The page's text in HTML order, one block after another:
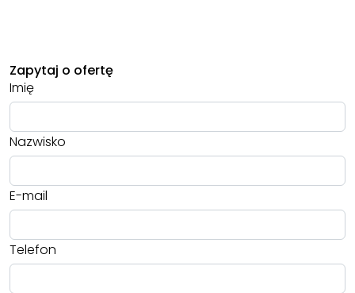
Zapytaj o ofertę
Imię
Nazwisko
E-mail
Telefon